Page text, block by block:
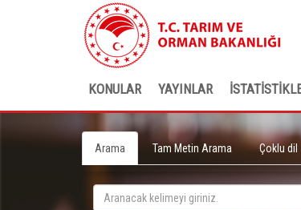
KONULAR YAYINLAR
Arama Tam Metin Arama Çoklu dil